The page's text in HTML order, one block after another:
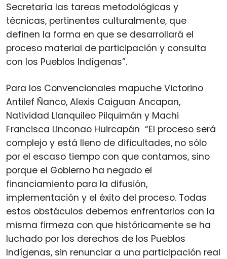
Secretaría las tareas metodológicas y
técnicas, pertinentes culturalmente, que
definen la forma en que se desarrollará el
proceso material de participación y consulta
con los Pueblos Indígenas”.
Para los Convencionales mapuche Victorino
Antilef Ñanco, Alexis Caiguan Ancapan,
Natividad Llanquileo Pilquimán y Machi
Francisca Linconao Huircapán “El proceso será
complejo y está lleno de dificultades, no sólo
por el escaso tiempo con que contamos, sino
porque el Gobierno ha negado el
financiamiento para la difusión,
implementación y el éxito del proceso. Todas
estos obstáculos debemos enfrentarlos con la
misma firmeza con que históricamente se ha
luchado por los derechos de los Pueblos
Indígenas, sin renunciar a una participación real